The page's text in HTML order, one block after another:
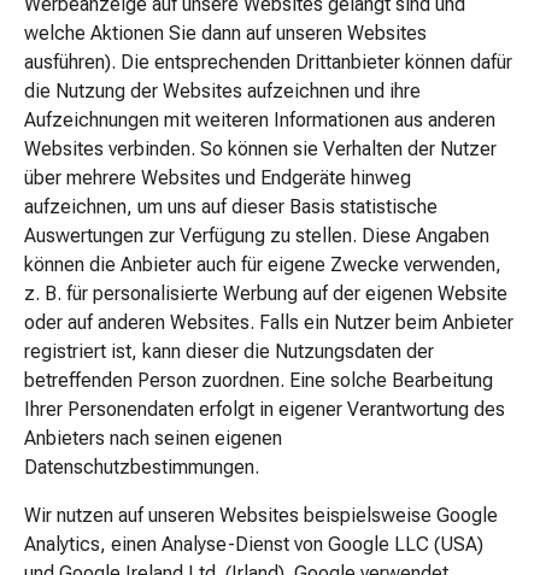
Teigwaren
Traubenzucker
Trink-
&
Spezialnahrung
Trockenfrüchte
&
Nüsse
Vitamine
&
Prävention
Nahrungsergänzung
Eltern
&
Kind
Babygesundheit
Zahnen
Babynahrung
Babymilch
Brei
welche Aktionen Sie dann auf unseren Websites
ausführen). Die entsprechenden Drittanbieter können dafür
die Nutzung der Websites aufzeichnen und ihre
Aufzeichnungen mit weiteren Informationen aus anderen
Websites verbinden. So können sie Verhalten der Nutzer
über mehrere Websites und Endgeräte hinweg
aufzeichnen, um uns auf dieser Basis statistische
Auswertungen zur Verfügung zu stellen. Diese Angaben
können die Anbieter auch für eigene Zwecke verwenden,
z. B. für personalisierte Werbung auf der eigenen Website
oder auf anderen Websites. Falls ein Nutzer beim Anbieter
registriert ist, kann dieser die Nutzungsdaten der
betreffenden Person zuordnen. Eine solche Bearbeitung
Ihrer Personendaten erfolgt in eigener Verantwortung des
Anbieters nach seinen eigenen
Datenschutzbestimmungen.
Wir nutzen auf unseren Websites beispielsweise Google
Analytics, einen Analyse-Dienst von Google LLC (USA)